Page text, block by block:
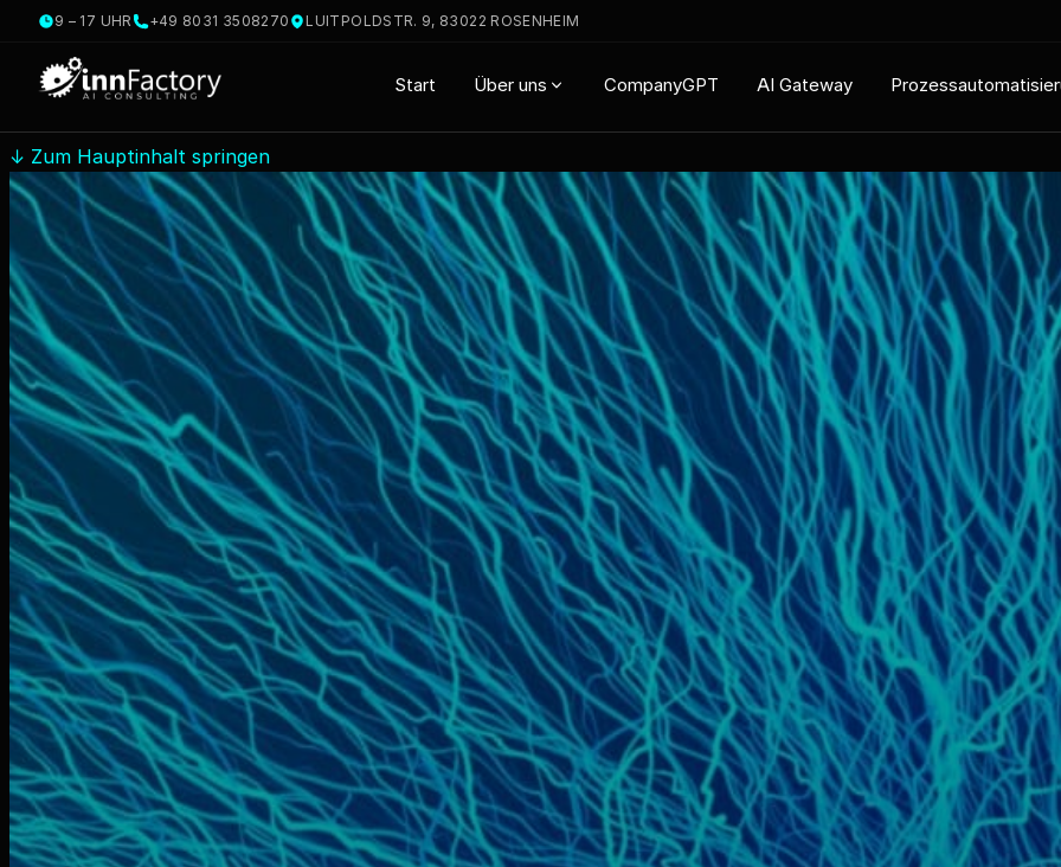
↓ Zum Hauptinhalt springen
9 – 17 UHR +49 8031 3508270 LUITPOLDSTR. 9, 83022 ROSENHEIM
Start Über uns CompanyGPT AI Gateway